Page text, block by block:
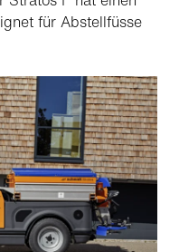
für Abstellfüsse